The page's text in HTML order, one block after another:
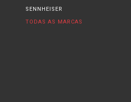
SENNHEISER
TODAS AS MARCAS